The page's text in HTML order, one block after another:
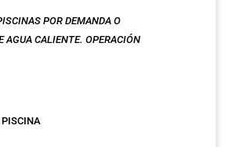
POR DEMANDA O
AGUA CALIENTE. OPERACIÓN
PISCINA